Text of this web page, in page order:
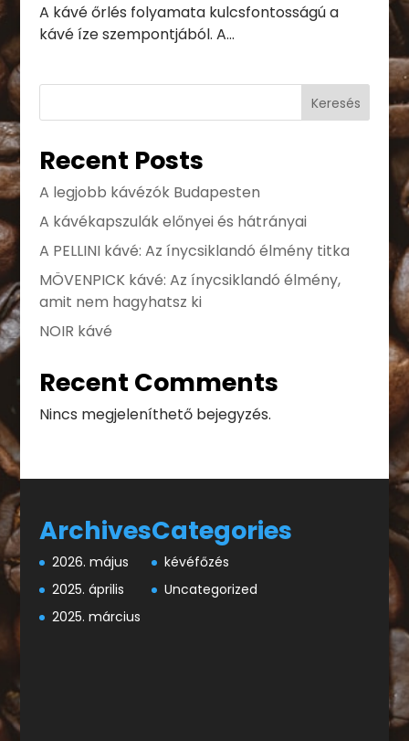
A kávé őrlés folyamata kulcsfontosságú a
kávé íze szempontjából. A...
Keresés
Recent Posts
A legjobb kávézók Budapesten
A kávékapszulák előnyei és hátrányai
A PELLINI kávé: Az ínycsiklandó élmény titka
MÖVENPICK kávé: Az ínycsiklandó élmény,
amit nem hagyhatsz ki
NOIR kávé
Recent Comments
Nincs megjeleníthető bejegyzés.
Archives
2026. május
2025. április
2025. március
Categories
kévéfőzés
Uncategorized